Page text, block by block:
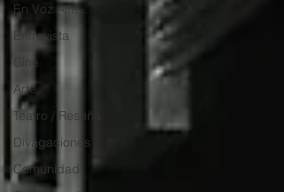
En Voz Alta...
Entrevista
Cine
Arte
Teatro / Reseña
Divagaciones
Comunidad